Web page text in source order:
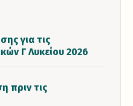
για τις
Γ Λυκείου 2026
πριν τις